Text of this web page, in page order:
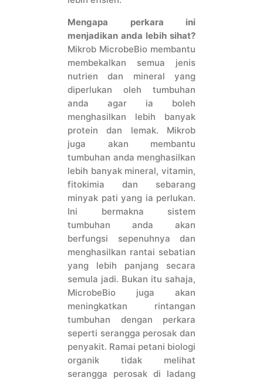
Mengapa perkara ini
menjadikan anda lebih sihat?
Mikrob MicrobeBio membantu
membekalkan semua jenis
nutrien dan mineral yang
diperlukan oleh tumbuhan
anda agar ia boleh
menghasilkan lebih banyak
protein dan lemak. Mikrob
juga akan membantu
tumbuhan anda menghasilkan
lebih banyak mineral, vitamin,
fitokimia dan sebarang
minyak pati yang ia perlukan.
Ini bermakna sistem
tumbuhan anda akan
berfungsi sepenuhnya dan
menghasilkan rantai sebatian
yang lebih panjang secara
semula jadi. Bukan itu sahaja,
MicrobeBio juga akan
meningkatkan rintangan
tumbuhan dengan perkara
seperti serangga perosak dan
penyakit. Ramai petani biologi
organik tidak melihat
serangga perosak di ladang